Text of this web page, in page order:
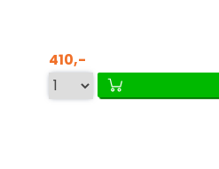
410,-